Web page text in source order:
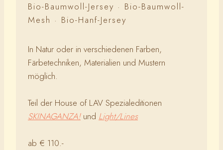
Bio-Baumwoll-Jersey · Bio-Baumwoll-
Mesh · Bio-Hanf-Jersey
In Natur oder in verschiedenen Farben,
Färbetechniken, Materialien und Mustern
möglich.
Teil der House of LAV Spezialeditionen
SKINAGANZA!und Light/Lines
ab € 110.-